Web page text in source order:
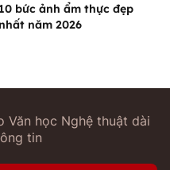
10 bức ảnh ẩm thực đẹp
nhất năm 2026
Văn học Nghệ thuật dài
tin